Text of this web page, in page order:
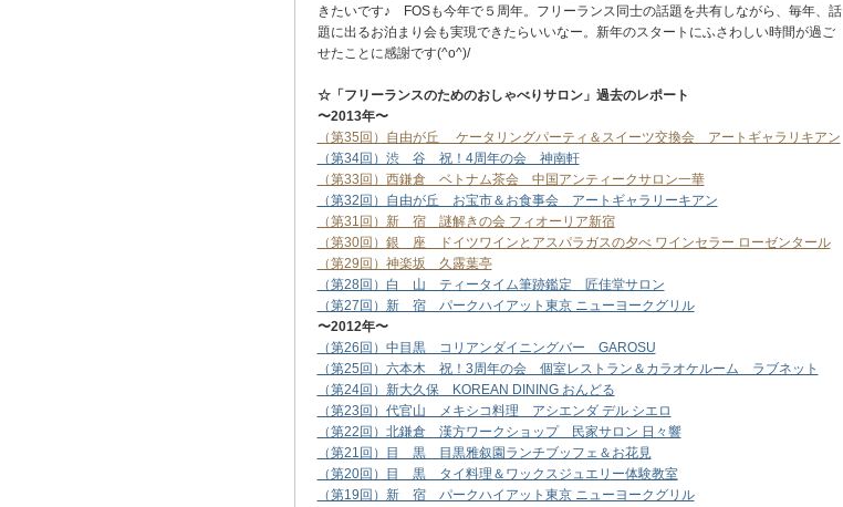
きたいです♪ FOSも今年で５周年。フリーランス同士の話題を共有しながら、毎年、話
題に出るお泊まり会も実現できたらいいなー。新年のスタートにふさわしい時間が過ご
せたことに感謝です(^o^)/
☆「フリーランスのためのおしゃべりサロン」過去のレポート
〜2013年〜
（第35回）自由が丘 ケータリングパーティ＆スイーツ交換会 アートギャラリキアン
（第34回）渋 谷 祝！4周年の会 神南軒
（第33回）西鎌倉 ベトナム茶会 中国アンティークサロン一華
（第32回）自由が丘 お宝市＆お食事会 アートギャラリーキアン
（第31回）新 宿 謎解きの会 フィオーリア新宿
（第30回）銀 座 ドイツワインとアスパラガスの夕べ ワインセラー ローゼンタール
（第29回）神楽坂 久露葉亭
（第28回）白 山 ティータイム筆跡鑑定 匠佳堂サロン
（第27回）新 宿 パークハイアット東京 ニューヨークグリル
〜2012年〜
（第26回）中目黒 コリアンダイニングバー GAROSU
（第25回）六本木 祝！3周年の会 個室レストラン＆カラオケルーム ラブネット
（第24回）新大久保 KOREAN DINING おんどる
（第23回）代官山 メキシコ料理 アシエンダ デル シエロ
（第22回）北鎌倉 漢方ワークショップ 民家サロン 日々響
（第21回）目 黒 目黒雅叙園ランチブッフェ＆お花見
（第20回）目 黒 タイ料理＆ワックスジュエリー体験教室
（第19回）新 宿 パークハイアット東京 ニューヨークグリル